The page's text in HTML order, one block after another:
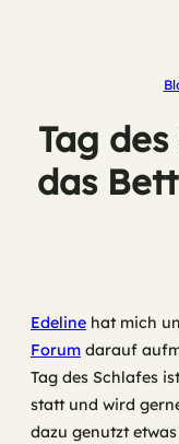
Tag
das
Edeline hat mich
Forum darauf
Tag des Schlafes
statt und wird
dazu genutzt